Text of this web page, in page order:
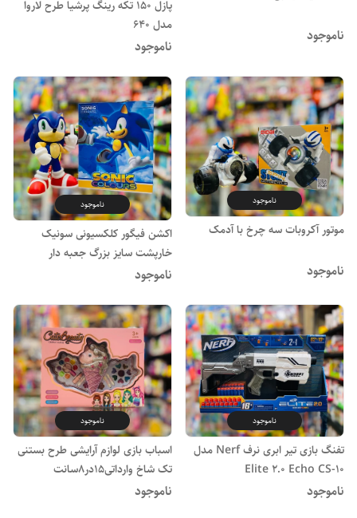
ناموجود
پازل 150 تکه رینگ پرشیا طرح لاروا
مدل 640
ناموجود
ناموجود
موتور آکروبات سه چرخ با آدمک
ناموجود
ناموجود
اکشن فیگور کلکسیونی سونیک
خارپشت سایز بزرگ جعبه دار
ناموجود
ناموجود
تفنگ بازی تیر ابری نرف Nerf مدل
Elite 2.0 Echo CS-10
ناموجود
ناموجود
اسباب بازی لوازم آرایشی طرح بستنی
تک شاخ وارداتی15در8سانت
ناموجود